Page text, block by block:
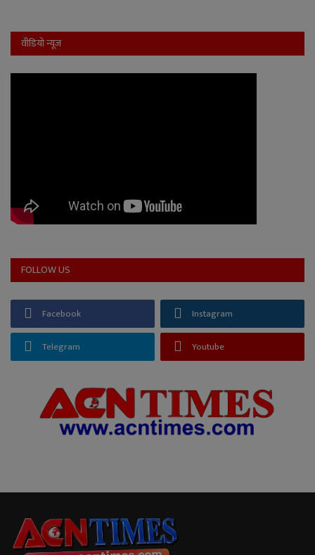
वीडियो न्यूज
FOLLOW US
Facebook Instagram
Telegram Youtube